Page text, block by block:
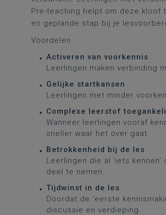
Pre-teaching helpt om deze kloof
en geplande stap bij je
Voordelen
Activeren van voorkennis
Leerlingen maken verbinding
Gelijke startkansen
Leerlingen met minder
Complexe leerstof
Wanneer leerlingen vooraf
sneller waar het over gaat.
Betrokkenheid bij de les
Leerlingen die al ‘iets
deel te nemen.
Tijdwinst in de les
Doordat de ‘eerste
discussie en verdieping.